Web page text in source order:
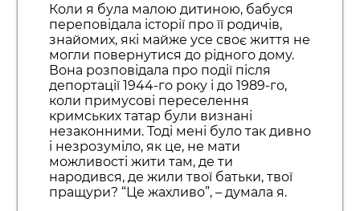
Коли я була малою дитиною, бабуся
переповідала історії про її родичів,
знайомих, які майже усе своє життя не
могли повернутися до рідного дому.
Вона розповідала про події після
депортації 1944-го року і до 1989-го,
коли примусові переселення
кримських татар були визнані
незаконними. Тоді мені було так дивно
і незрозуміло, як це, не мати
можливості жити там, де ти
народився, де жили твої батьки, твої
пращури? “Це жахливо”, – думала я.